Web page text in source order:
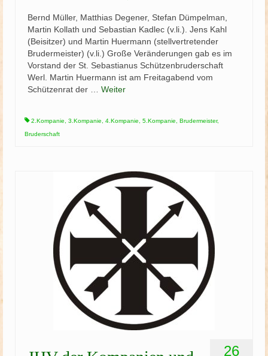
Bernd Müller, Matthias Degener, Stefan Dümpelman,
Martin Kollath und Sebastian Kadlec (v.li.). Jens Kahl
(Beisitzer) und Martin Huermann (stellvertretender
Brudermeister) (v.li.) Große Veränderungen gab es im
Vorstand der St. Sebastianus Schützenbruderschaft
Werl. Martin Huermann ist am Freitagabend vom
Schützenrat der … Weiter
2.Kompanie 3.Kompanie 4.Kompanie 5.Kompanie Brudermeister,
Bruderschaft
26